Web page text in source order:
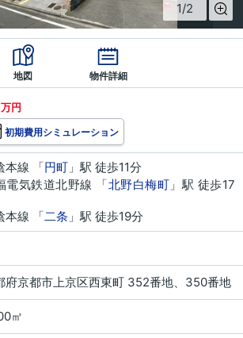
1/2
地図 物件詳細
万円
初期費用シミュレーション
本線 「円町 」駅 徒歩11分
電気鉄道北野線 「北野白梅町 」駅 徒歩17
本線 「二条 」駅 徒歩19分
府京都市上京区西東町 352番地、350番地
㎡